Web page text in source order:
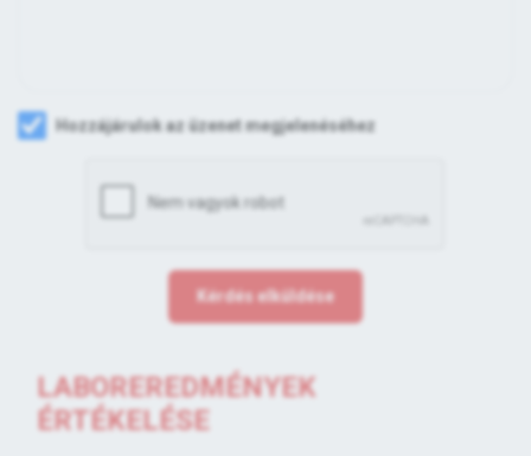
Hozzájárulok az üzenet megjelenéséhez
Kérdés elküldése
LABOREREDMÉNYEK
ÉRTÉKELÉSE